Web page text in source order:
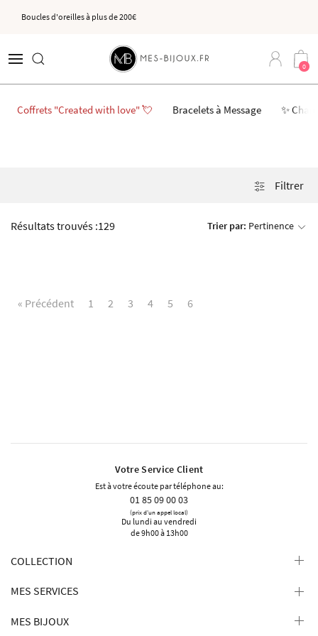
Boucles d'oreilles à plus de 200€
0
Coffrets "Created with love" 💘 Bracelets à Message ✨
Filtrer
Résultats trouvés :129 Trier par: Pertinence
« Précédent 1 2 3 4 5 6
Votre Service Client
Est à votre écoute par téléphone au:
01 85 09 00 03
(prix d'un appel local)
Du lundi au vendredi
de 9h00 à 13h00
COLLECTION
MES SERVICES
MES BIJOUX